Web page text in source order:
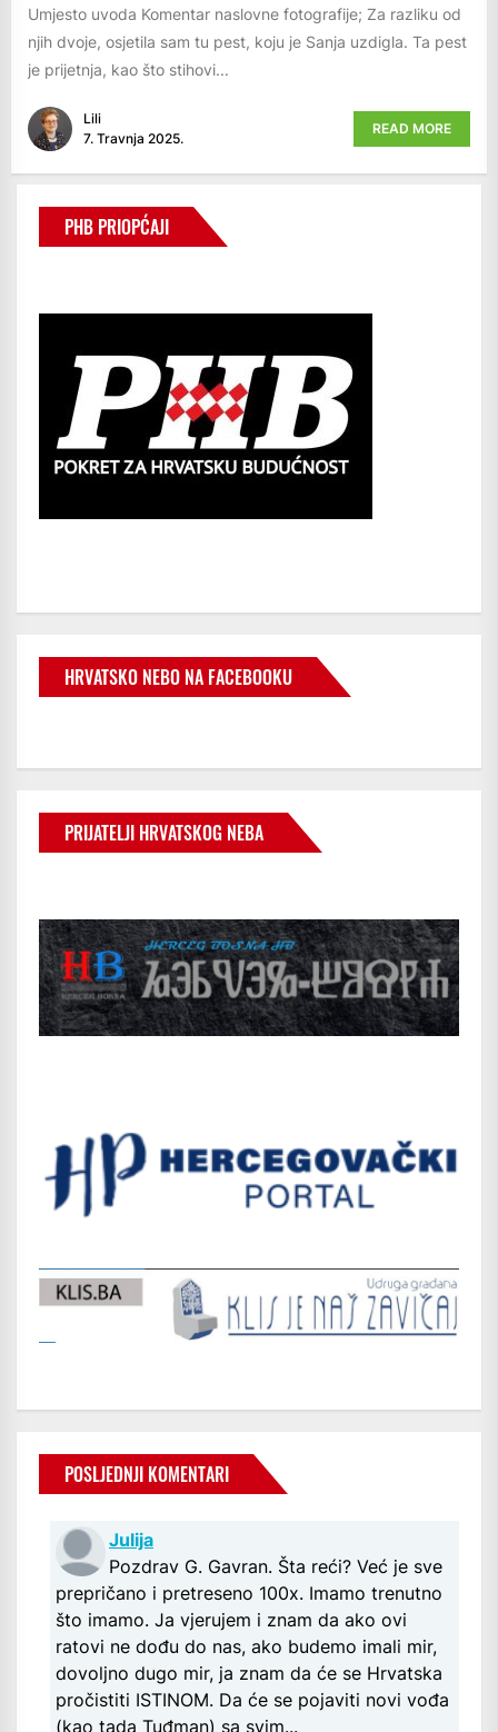
Umjesto uvoda Komentar naslovne fotografije; Za razliku od
njih dvoje, osjetila sam tu pest, koju je Sanja uzdigla. Ta pest
je prijetnja, kao što stihovi...
Lili
7. Travnja 2025.
READ MORE
PHB PRIOPĆAJI
HRVATSKO NEBO NA FACEBOOKU
PRIJATELJI HRVATSKOG NEBA
POSLJEDNJI KOMENTARI
Julija
Pozdrav G. Gavran. Šta reći? Već je sve
prepričano i pretreseno 100x. Imamo trenutno
što imamo. Ja vjerujem i znam da ako ovi
ratovi ne dođu do nas, ako budemo imali mir,
dovoljno dugo mir, ja znam da će se Hrvatska
pročistiti ISTINOM. Da će se pojaviti novi vođa
(kao tada Tuđman) sa svim...